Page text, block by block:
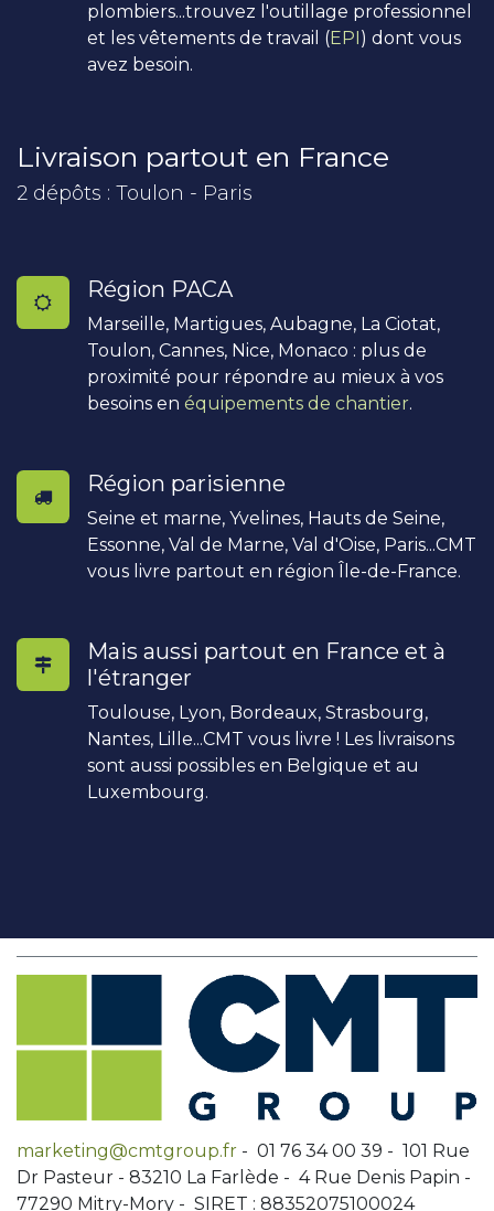
plombiers...trouvez l'outillage professionnel
et les vêtements de travail (EPI) dont vous
avez besoin.
Livraison partout en France
2 dépôts : Toulon - Paris
Région PACA
Marseille, Martigues, Aubagne, La Ciotat,
Toulon, Cannes, Nice, Monaco : plus de
proximité pour répondre au mieux à vos
besoins en équipements de chantier.
Région parisienne
Seine et marne, Yvelines, Hauts de Seine,
Essonne, Val de Marne, Val d'Oise, Paris...CMT
vous livre partout en région Île-de-France.
Mais aussi partout en France et à
l'étranger
Toulouse, Lyon, Bordeaux, Strasbourg,
Nantes, Lille...CMT vous livre ! Les livraisons
sont aussi possibles en Belgique et au
Luxembourg.
marketing@cmtgroup.fr - 01 76 34 00 39 - 101 Rue
Dr Pasteur - 83210 La Farlède - 4 Rue Denis Papin -
77290 Mitry-Mory - SIRET : 88352075100024